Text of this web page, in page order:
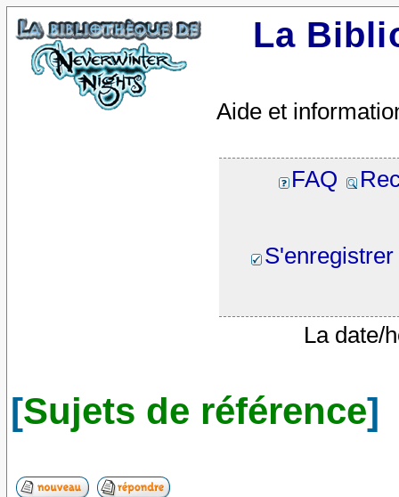
La
Aide et
FAQ
S'enregistrer
La date/
[Sujets de référence]